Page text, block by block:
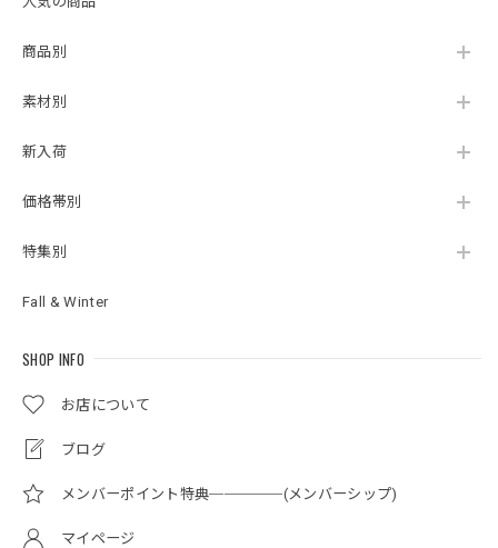
商品別
素材別
新入荷
価格帯別
特集別
Fall & Winter
SHOP INFO
お店について
ブログ
メンバーポイント特典─────(メンバーシップ)
マイページ